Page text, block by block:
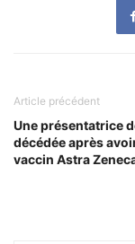
Article précédent
Une présentatrice
décédée après
vaccin Astra